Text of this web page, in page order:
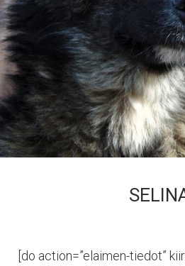
[do action=”elaimen-tiedot”